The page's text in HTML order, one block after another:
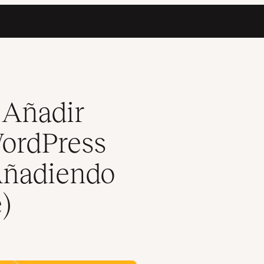
Plugins vs. Añadiendo Código Manualmente)